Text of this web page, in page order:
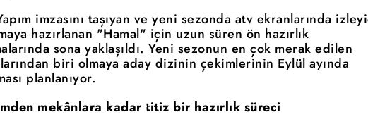
imzasını taşıyan ve yeni sezonda atv ekranlarında
hazırlanan "Hamal" için uzun süren ön hazırlık
sona yaklaşıldı. Yeni sezonun en çok merak edilen
biri olmaya aday dizinin çekimlerinin Eylül ayında
planlanıyor.
mekânlara kadar titiz bir hazırlık süreci